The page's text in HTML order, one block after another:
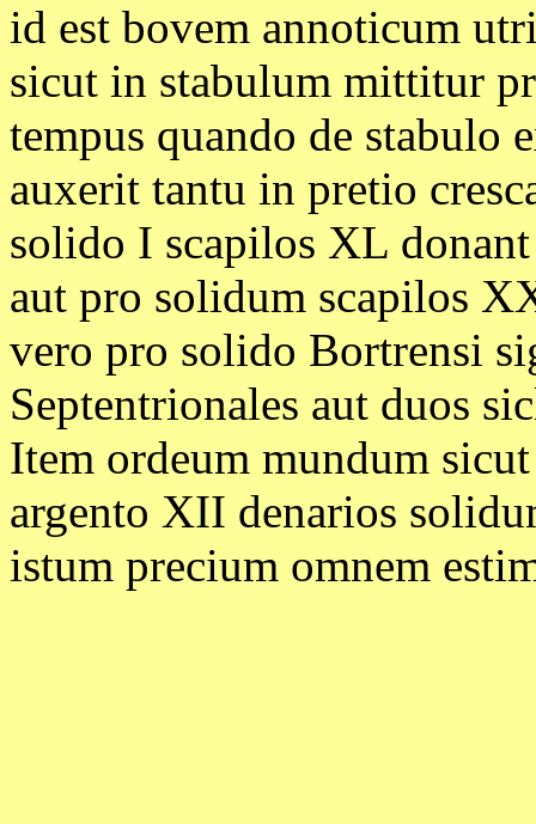
id est bovem annoticum
sicut in stabulum mittitur
tempus quando de stabulo
auxerit tantu in pretio
solido I scapilos XL
aut pro solidum scapilos
vero pro solido Bortrensi
Septentrionales aut duos
Item ordeum mundum
argento XII denarios
istum precium omnem